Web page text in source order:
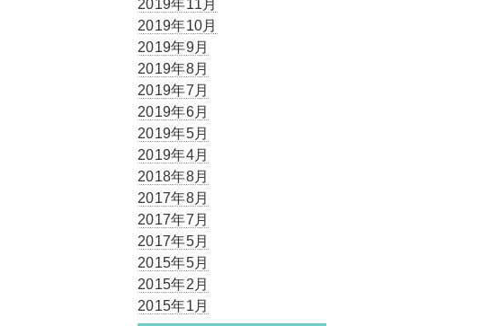
2019年11月
2019年10月
2019年9月
2019年8月
2019年7月
2019年6月
2019年5月
2019年4月
2018年8月
2017年8月
2017年7月
2017年5月
2015年5月
2015年2月
2015年1月